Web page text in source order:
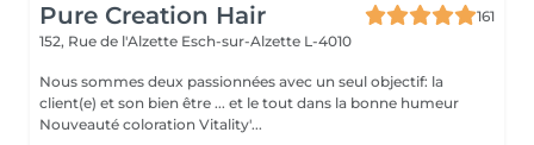
Pure Creation Hair
161
152, Rue de l'Alzette Esch-sur-Alzette L-4010
Nous sommes deux passionnées avec un seul objectif: la
client(e) et son bien être ... et le tout dans la bonne humeur
Nouveauté coloration Vitality'...